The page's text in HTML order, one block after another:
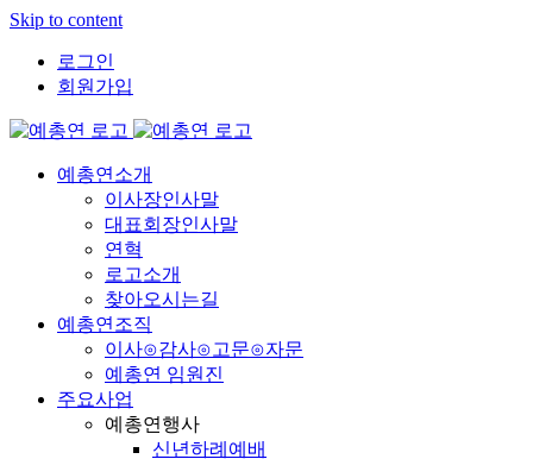
Skip to content
로그인
회원가입
예총연소개
이사장인사말
대표회장인사말
연혁
로고소개
찾아오시는길
예총연조직
이사⊙감사⊙고문⊙자문
예총연 임원진
주요사업
예총연행사
신년하례예배